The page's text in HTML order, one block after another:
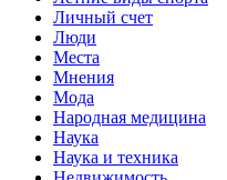
Личный счет
Люди
Места
Мнения
Мода
Народная медицина
Наука
Наука и техника